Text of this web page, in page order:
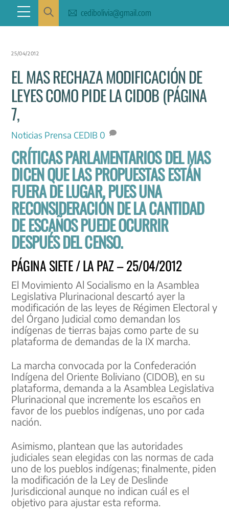
content
Menu cedibolivia@gmail.com
25/04/2012
EL MAS RECHAZA MODIFICACIÓN DE
LEYES COMO PIDE LA CIDOB (PÁGINA
7,
Noticias Prensa CEDIB 0
CRÍTICAS PARLAMENTARIOS DEL MAS
DICEN QUE LAS PROPUESTAS ESTÁN
FUERA DE LUGAR, PUES UNA
RECONSIDERACIÓN DE LA CANTIDAD
DE ESCAÑOS PUEDE OCURRIR
DESPUÉS DEL CENSO.
PÁGINA SIETE / LA PAZ – 25/04/2012
El Movimiento Al Socialismo en la Asamblea
Legislativa Plurinacional descartó ayer la
modificación de las leyes de Régimen Electoral y
del Órgano Judicial como demandan los
indígenas de tierras bajas como parte de su
plataforma de demandas de la IX marcha.
La marcha convocada por la Confederación
Indígena del Oriente Boliviano (CIDOB), en su
plataforma, demanda a la Asamblea Legislativa
Plurinacional que incremente los escaños en
favor de los pueblos indígenas, uno por cada
nación.
Asimismo, plantean que las autoridades
judiciales sean elegidas con las normas de cada
uno de los pueblos indígenas; finalmente, piden
la modificación de la Ley de Deslinde
Jurisdiccional aunque no indican cuál es el
objetivo para ajustar esta reforma.